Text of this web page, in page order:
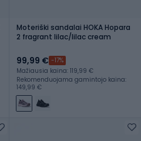
Moteriški sandalai HOKA Hopara
2 fragrant lilac/lilac cream
99,99 € -17%
Mažiausia kaina: 119,99 €
Rekomenduojama gamintojo kaina:
149,99 €